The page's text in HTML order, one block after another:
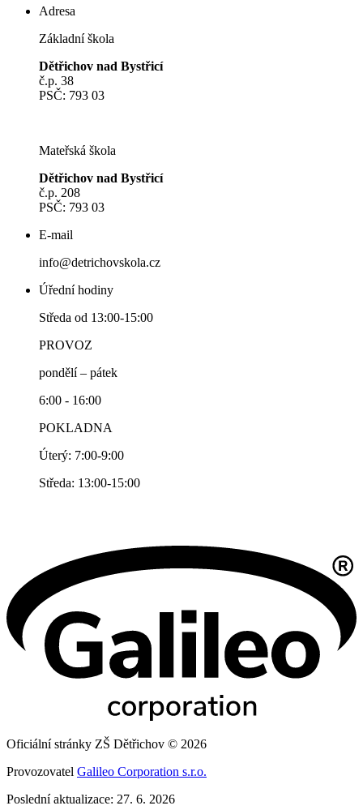
Adresa
Základní škola
Dětřichov nad Bystřicí
č.p. 38
PSČ: 793 03
Mateřská škola
Dětřichov nad Bystřicí
č.p. 208
PSČ: 793 03
E-mail
info@detrichovskola.cz
Úřední hodiny
Středa od 13:00-15:00
PROVOZ
pondělí – pátek
6:00 - 16:00
POKLADNA
Úterý: 7:00-9:00
Středa: 13:00-15:00
Oficiální stránky ZŠ Dětřichov © 2026
Provozovatel Galileo Corporation s.r.o.
Poslední aktualizace: 27. 6. 2026